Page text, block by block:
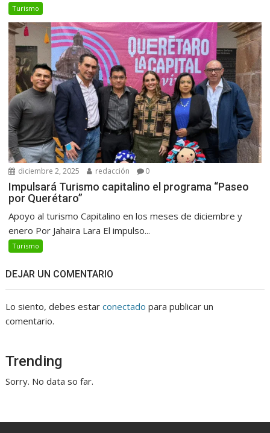
Turismo
diciembre 2, 2025 redacción 0
Impulsará Turismo capitalino el programa “Paseo
por Querétaro”
Apoyo al turismo Capitalino en los meses de diciembre y
enero Por Jahaira Lara El impulso...
Turismo
DEJAR UN COMENTARIO
Lo siento, debes estarconectado para publicar un
comentario.
Trending
Sorry. No data so far.